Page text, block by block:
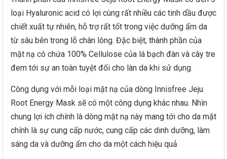
loại Hyaluronic acid có lợi cùng rất nhiều các tinh dầu được
chiết xuất tự nhiên, hỗ trợ rất tốt trong việc dưỡng ẩm da
từ sâu bên trong lỗ chân lông. Đặc biệt, thành phần của
mặt nạ có chứa 100% Cellulose của lá bạch đàn và cây tre
đem tới sự an toàn tuyệt đối cho làn da khi sử dụng.
Công dụng với mỗi loại mặt nạ của dòng Innisfree Jeju
Root Energy Mask sẽ có một công dụng khác nhau. Nhìn
chung lợi ích chính là dòng mặt nạ này mang tới cho da mặt
chính là sự cung cấp nước, cung cấp các dinh dưỡng, làm
sáng da và dưỡng ẩm cho da một cách hiệu quả